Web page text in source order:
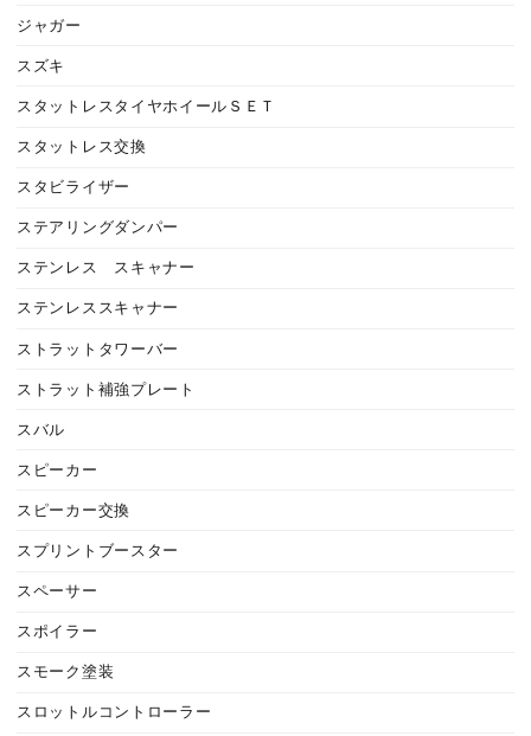
ジャガー
スズキ
スタットレスタイヤホイールＳＥＴ
スタットレス交換
スタビライザー
ステアリングダンパー
ステンレス スキャナー
ステンレススキャナー
ストラットタワーバー
ストラット補強プレート
スバル
スピーカー
スピーカー交換
スプリントブースター
スペーサー
スポイラー
スモーク塗装
スロットルコントローラー